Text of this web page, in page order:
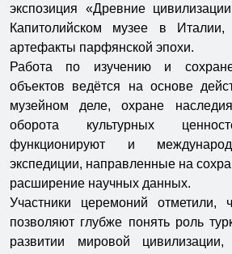
экспозиция «Древние
Капитолийском музее в Италии,
артефакты парфянской эпохи.
Работа по изучению и
объектов ведётся на основе
музейном деле, охране
оборота культурных
функционируют и
экспедиции, направленные на
расширение научных данных.
Участники церемоний отметили,
позволяют глубже понять роль
развитии мировой цивилизации,